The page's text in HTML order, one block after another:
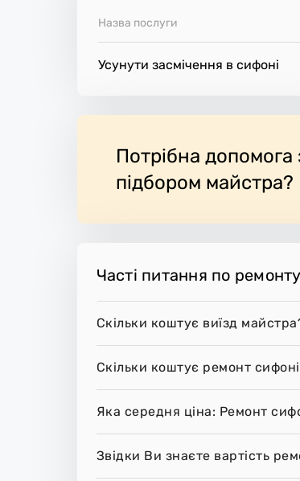
Назва послуги
Усунути засмічення в сифоні
Потрібна допомога
підбором майстра?
Часті питання по
Скільки коштує виїзд
Скільки коштує ремонт
Яка середня ціна: Ремонт
Звідки Ви знаєте вартість